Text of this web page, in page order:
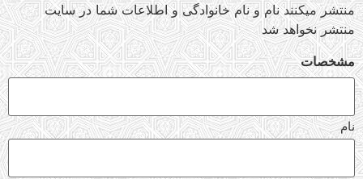
منتشر میکنند نام و نام خانوادگی و اطلاعات شما در سایت
منتشر نخواهد شد
مشخصات
نام